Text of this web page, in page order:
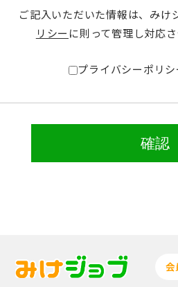
ご記入いただいた情報は、みけ
リシー に則って管理し対応
プライバシーポリ
会